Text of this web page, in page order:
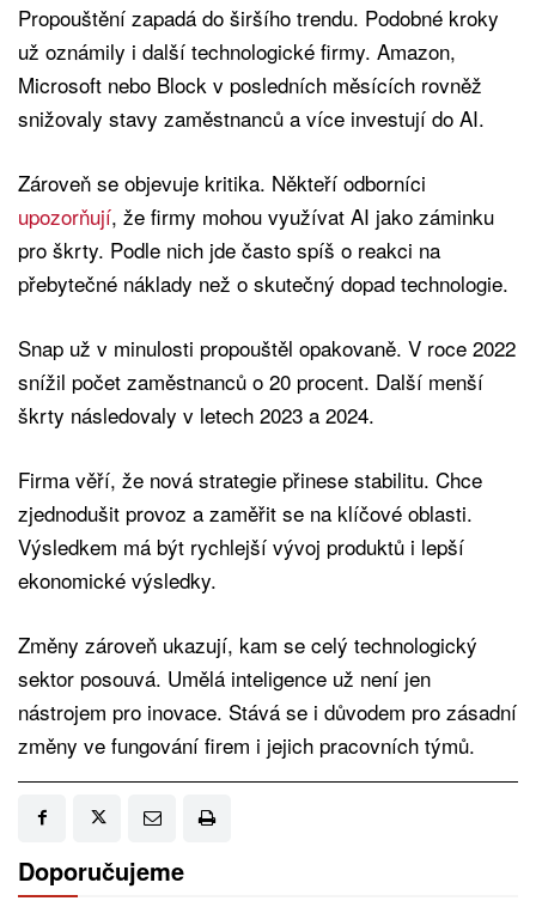
Propouštění zapadá do širšího trendu. Podobné kroky
už oznámily i další technologické firmy. Amazon,
Microsoft nebo Block v posledních měsících rovněž
snižovaly stavy zaměstnanců a více investují do AI.
Zároveň se objevuje kritika. Někteří odborníci
upozorňují, že firmy mohou využívat AI jako záminku
pro škrty. Podle nich jde často spíš o reakci na
přebytečné náklady než o skutečný dopad technologie.
Snap už v minulosti propouštěl opakovaně. V roce 2022
snížil počet zaměstnanců o 20 procent. Další menší
škrty následovaly v letech 2023 a 2024.
Firma věří, že nová strategie přinese stabilitu. Chce
zjednodušit provoz a zaměřit se na klíčové oblasti.
Výsledkem má být rychlejší vývoj produktů i lepší
ekonomické výsledky.
Změny zároveň ukazují, kam se celý technologický
sektor posouvá. Umělá inteligence už není jen
nástrojem pro inovace. Stává se i důvodem pro zásadní
změny ve fungování firem i jejich pracovních týmů.
Doporučujeme